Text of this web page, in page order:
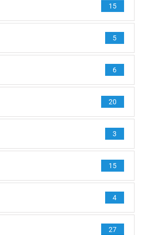
15
5
6
20
3
15
4
27